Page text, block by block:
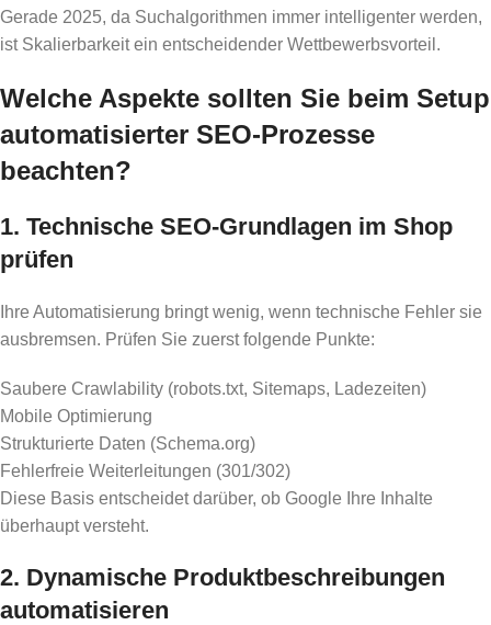
Gerade 2025, da Suchalgorithmen immer intelligenter werden,
ist Skalierbarkeit ein entscheidender Wettbewerbsvorteil.
Welche Aspekte sollten Sie beim Setup
automatisierter SEO-Prozesse
beachten?
1. Technische SEO-Grundlagen im Shop
prüfen
Ihre Automatisierung bringt wenig, wenn technische Fehler sie
ausbremsen. Prüfen Sie zuerst folgende Punkte:
Saubere Crawlability (robots.txt, Sitemaps, Ladezeiten)
Mobile Optimierung
Strukturierte Daten (Schema.org)
Fehlerfreie Weiterleitungen (301/302)
Diese Basis entscheidet darüber, ob Google Ihre Inhalte
überhaupt versteht.
2. Dynamische Produktbeschreibungen
automatisieren